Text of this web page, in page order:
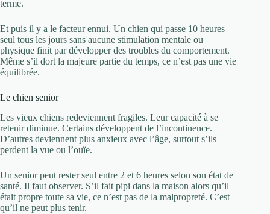
terme.
Et puis il y a le facteur ennui. Un chien qui passe 10 heures
seul tous les jours sans aucune stimulation mentale ou
physique finit par développer des troubles du comportement.
Même s’il dort la majeure partie du temps, ce n’est pas une vie
équilibrée.
Le chien senior
Les vieux chiens redeviennent fragiles. Leur capacité à se
retenir diminue. Certains développent de l’incontinence.
D’autres deviennent plus anxieux avec l’âge, surtout s’ils
perdent la vue ou l’ouïe.
Un senior peut rester seul entre 2 et 6 heures selon son état de
santé. Il faut observer. S’il fait pipi dans la maison alors qu’il
était propre toute sa vie, ce n’est pas de la malpropreté. C’est
qu’il ne peut plus tenir.